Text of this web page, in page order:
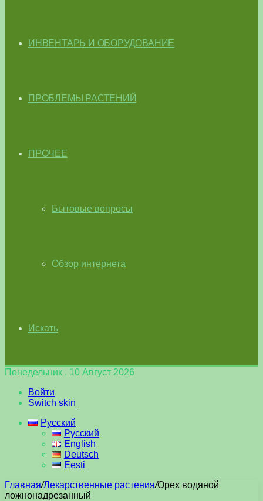
ИНВЕНТАРЬ И ОБОРУДОВАНИЕ
ПРОБЛЕМЫ РАСТЕНИЙ
ПРОЧЕЕ
Бытовые вопросы
Обзор интернета
Искать
Понедельник , 10 Август 2026
Войти
Switch skin
Русский
Русский
English
Deutsch
Eesti
Главная/Лекарственные растения/Орех водяной
ложнонадрезанный